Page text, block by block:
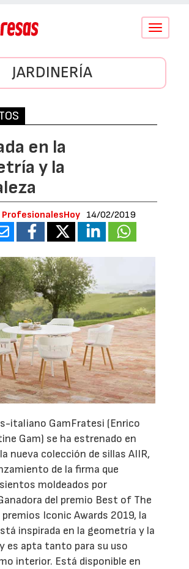
Conmutar
JARDINERÍA
en la
y la
14/02/2019
italiano GamFratesi (Enrico
Gam) se ha estrenado en
nueva colección de sillas AIIR,
de la firma que
moldeados por
del premio Best of The
Iconic Awards 2019, la
inspirada en la geometría y la
es apta tanto para su uso
interior. Está disponible en